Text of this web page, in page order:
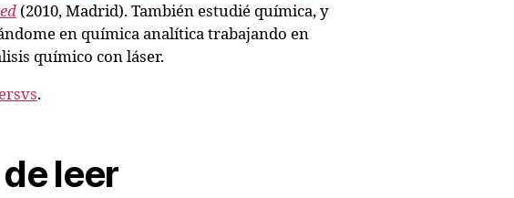
(2010, Madrid). También estudié química, y
en química analítica trabajando en
químico con láser.
.
leer